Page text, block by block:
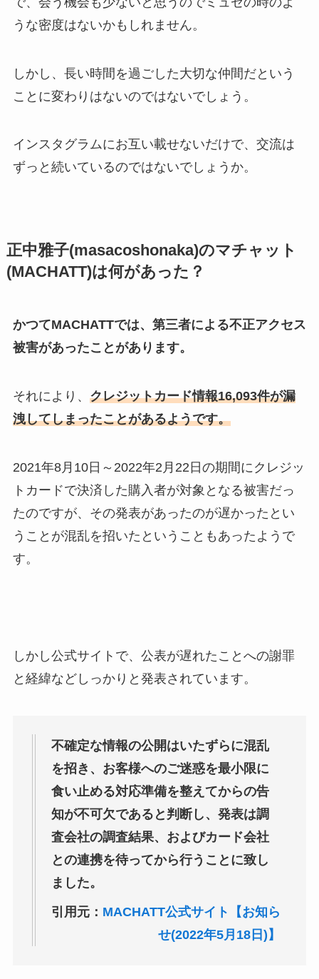
うな密度はないかもしれません。
しかし、長い時間を過ごした大切な仲間だという
ことに変わりはないのではないでしょう。
インスタグラムにお互い載せないだけで、交流は
ずっと続いているのではないでしょうか。
正中雅子(masacoshonaka)のマチャット
(MACHATT)は何があった？
かつてMACHATTでは、第三者による不正アクセス
被害があったことがあります。
それにより、 クレジットカード情報16,093件が漏
洩してしまったことがあるようです。
2021年8月10日～2022年2月22日の期間にクレジッ
トカードで決済した購入者が対象となる被害だっ
たのですが、その発表があったのが遅かったとい
うことが混乱を招いたということもあったようで
す。
しかし公式サイトで、公表が遅れたことへの謝罪
と経緯などしっかりと発表されています。
不確定な情報の公開はいたずらに混乱
を招き、お客様へのご迷惑を最小限に
食い止める対応準備を整えてからの告
知が不可欠であると判断し、発表は調
査会社の調査結果、およびカード会社
との連携を待ってから行うことに致し
ました。
引用元： MACHATT公式サイト【お知ら
せ(2022年5月18日)】